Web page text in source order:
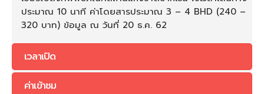
ประมาณ 10 นาที ค่าโดยสารประมาณ 3 – 4 BHD (240 –
320 บาท) ข้อมูล ณ วันที่ 20 ธ.ค. 62
เวลาเปิด
ค่าเข้าชม